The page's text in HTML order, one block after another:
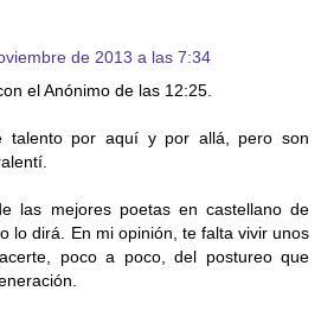
de 2013 a las 7:34
el Anónimo de las 12:25.
talento por aquí y por allá, pero son
las mejores poetas en castellano de
lo dirá. En mi opinión, te falta vivir unos
poco a poco, del postureo que